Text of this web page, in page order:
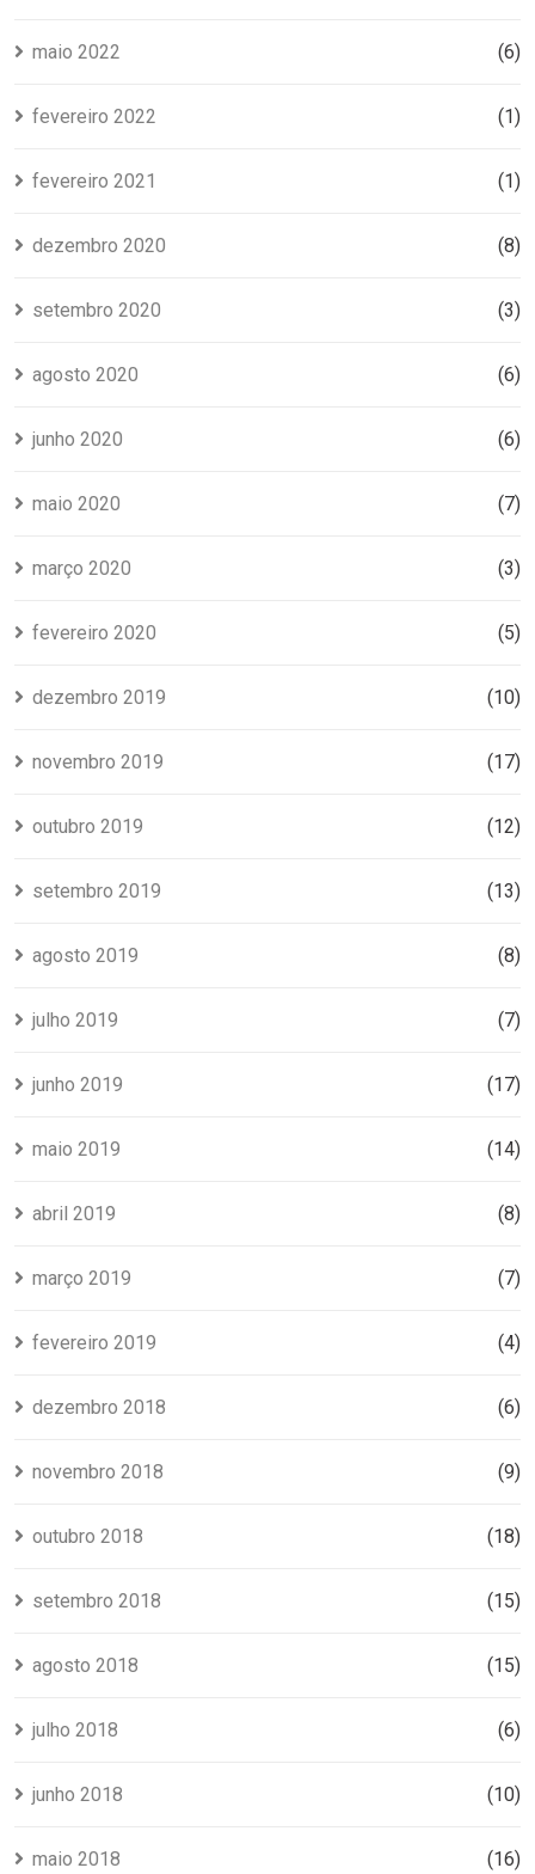
maio 2022 (6)
fevereiro 2022 (1)
fevereiro 2021 (1)
dezembro 2020 (8)
setembro 2020 (3)
agosto 2020 (6)
junho 2020 (6)
maio 2020 (7)
março 2020 (3)
fevereiro 2020 (5)
dezembro 2019 (10)
novembro 2019 (17)
outubro 2019 (12)
setembro 2019 (13)
agosto 2019 (8)
julho 2019 (7)
junho 2019 (17)
maio 2019 (14)
abril 2019 (8)
março 2019 (7)
fevereiro 2019 (4)
dezembro 2018 (6)
novembro 2018 (9)
outubro 2018 (18)
setembro 2018 (15)
agosto 2018 (15)
julho 2018 (6)
junho 2018 (10)
maio 2018 (16)